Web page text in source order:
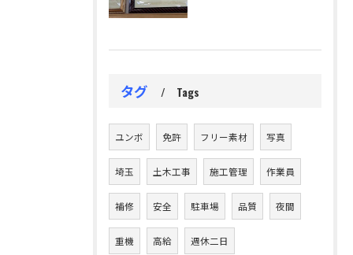
タグ Tags
ユンボ 免許 フリー素材 写真
埼玉 土木工事 施工管理 作業員
補修 安全 駐車場 品質 夜間
重機 高給 週休二日